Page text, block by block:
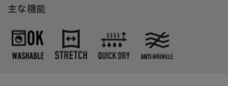
主な機能